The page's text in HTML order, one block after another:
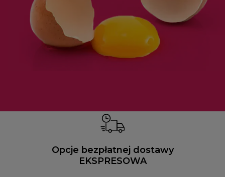
Opcje bezpłatnej dostawy
EKSPRESOWA